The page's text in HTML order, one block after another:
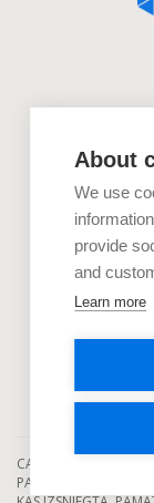
About
We use
provide
and
Learn more
CAPITALIA IR
PAKALPOJUMU